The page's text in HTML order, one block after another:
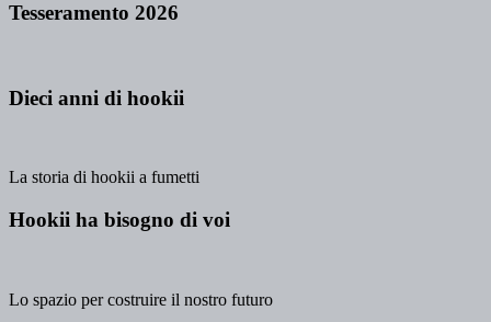
Tesseramento 2026
Dieci anni di hookii
La storia di hookii a fumetti
Hookii ha bisogno di voi
Lo spazio per costruire il nostro futuro